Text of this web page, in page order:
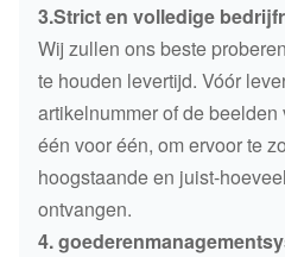
3.Strict en volledige
Wij zullen ons beste
te houden levertijd. Vóór
artikelnummer of de
één voor één, om ervoor te
hoogstaande en juist-
ontvangen.
4.